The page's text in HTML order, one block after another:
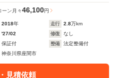
ーン 月々46,100円
2018年 走行 2.8万km
'27/02 修復
なし
保証付 整備
法定整備付
神奈川県座間市
見積依頼